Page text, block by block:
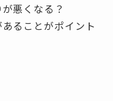
くなる？
ことがポイント